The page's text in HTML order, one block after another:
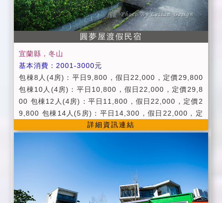
處，敬請見諒。違反規定者，民宿業者有權拒絕當天住
宿，並收取當日房價的50%作為當日留房之損失。 (6)
為維護住宿安寧，故請每日清晨8點前及晚上10點後，
請停止一切喧嘩活動，請每位遊客保持輕聲細語。 ＊訪
客來訪時，請於會客大廳或庭院活動並於晚上10前結
束，以免影響其他房客，不便之處，敬請見諒。 (7)如有
任何住宿需求請務必於晚上10點前提出，逾時無法提供
服務，敬請見諒。 (8)個人貴重物品、請自行妥善保管、
如有遺失，恕不負責，敬請見諒。 (9)退房同時將鑰匙交
置予民宿主人，遺失鑰匙酌收工本費NT$800。 ＊訂房
前，請詳閱訂房須知，於預付訂金後，視為您已同意上
述之各項規定且訂房契約同時生效，所以民宿業者與訂
房的房客均需依訂房匯款須知各項規定行之。
圓夢屋渡假民宿
宜蘭縣，冬山
基本消費：2001-3000元
包棟8人(4房)：平日9,800，假日22,000，定價29,800
包棟10人(4房)：平日10,800，假日22,000，定價29,8
00 包棟12人(4房)：平日11,800，假日22,000，定價2
9,800 包棟14人(5房)：平日14,300，假日22,000，定
價29,800 包棟18人(6房)：平日16,800，假日22,00
假日。 ●定價:農曆春節期間。 ●週一至週四，4房即可
包棟。 ●進房時間：PM 15:00以後。 ●退房時間：AM
11:00以前。 ●入住時請記得出示您的證件，以便登記。
●為維護住宿品質，如需加床請事先告知。 ●為維護住宿
環境，室內請勿吸煙及攜帶寵物，不便之處請見諒。 ●
詳細資訊連結